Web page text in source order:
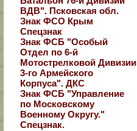
ВДВ". Псковская обл.
Знак ФСО Крым
Спецзнак
Знак ФСБ "Особый
Отдел по 6-й
Мотострелковой Дивизии
3-го Армейского
Корпуса". ДКС
Знак ФСБ "Управление
по Московскому
Военному Округу."
Спецзнак.